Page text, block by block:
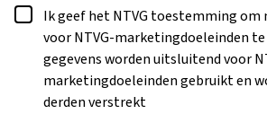
Ik geef het NTVG toestemming
voor NTVG-marketingdoeleinden te
gegevens worden uitsluitend voor
marketingdoeleinden gebruikt en
derden verstrekt